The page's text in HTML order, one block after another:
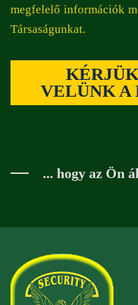
megfelelő információk
Társaságunkat.
VELÜNK A
... hogy az Ön